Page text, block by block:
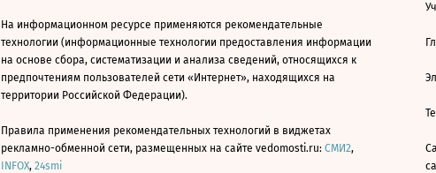
На информационном ресурсе применяются рекомендательные
технологии (информационные технологии предоставления информации
на основе сбора, систематизации и анализа сведений, относящихся к
предпочтениям пользователей сети «Интернет», находящихся на
территории Российской Федерации).
Правила применения рекомендательных технологий в виджетах
рекламно-обменной сети, размещенных на сайте vedomosti.ru: СМИ2,
INFOX, 24smi